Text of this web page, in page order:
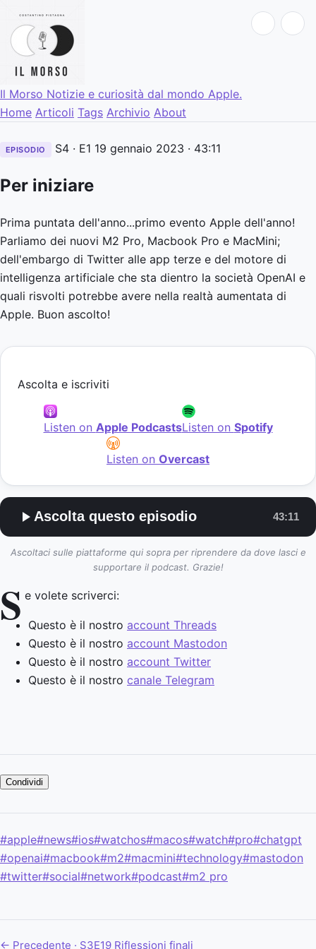
Il Morso Notizie e curiosità dal mondo Apple.
Home Articoli Tags Archivio About
EPISODIO S4 · E1 19 gennaio 2023 · 43:11
Per iniziare
Prima puntata dell'anno...primo evento Apple dell'anno!
Parliamo dei nuovi M2 Pro, Macbook Pro e MacMini;
dell'embargo di Twitter alle app terze e del motore di
intelligenza artificiale che sta dientro la società OpenAI e
quali risvolti potrebbe avere nella realtà aumentata di
Apple. Buon ascolto!
Ascolta e iscriviti
Listen on Apple PodcastsListen on Spotify
Listen on Overcast
Ascolta questo episodio 43:11
Ascoltaci sulle piattaforme qui sopra per riprendere da dove lasci e
supportare il podcast. Grazie!
S e volete scriverci:
Questo è il nostro account Threads
Questo è il nostro account Mastodon
Questo è il nostro account Twitter
Questo è il nostro canale Telegram
Condividi
#apple#news#ios#watchos#macos#watch#pro#chatgpt
#openai#macbook#m2#macmini#technology#mastodon
#twitter#social#network#podcast#m2 pro
← Precedente · S3E19 Riflessioni finali